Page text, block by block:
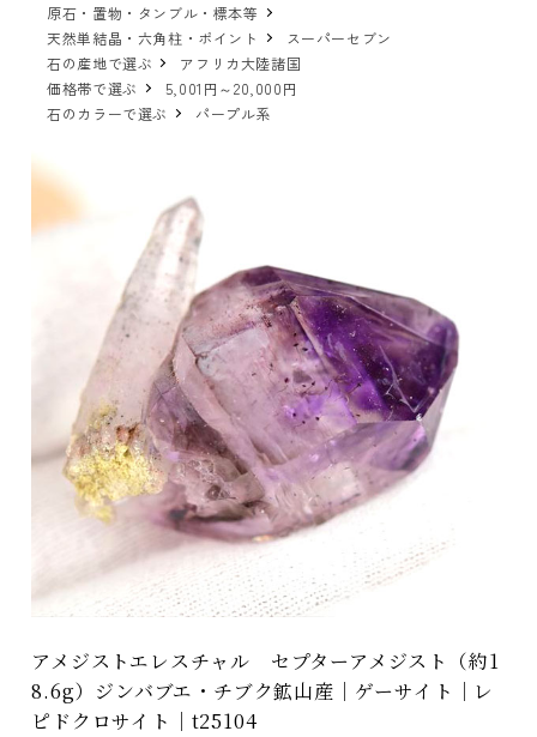
原石・置物・タンブル・標本等
天然単結晶・六角柱・ポイント
スーパーセブン
石の産地で選ぶ
アフリカ大陸諸国
価格帯で選ぶ
5,001円～20,000円
石のカラーで選ぶ
パープル系
アメジストエレスチャル セプターアメジスト（約1
8.6g）ジンバブエ・チブク鉱山産｜ゲーサイト｜レ
ピドクロサイト｜t25104